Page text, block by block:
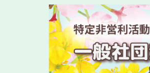
新着情報 令和8年度
法定研修 令和８年度